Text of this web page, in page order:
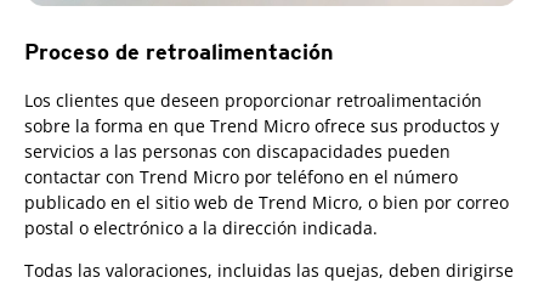
Proceso de retroalimentación
Los clientes que deseen proporcionar retroalimentación
sobre la forma en que Trend Micro ofrece sus productos y
servicios a las personas con discapacidades pueden
contactar con Trend Micro por teléfono en el número
publicado en el sitio web de Trend Micro, o bien por correo
postal o electrónico a la dirección indicada.
Todas las valoraciones, incluidas las quejas, deben dirigirse